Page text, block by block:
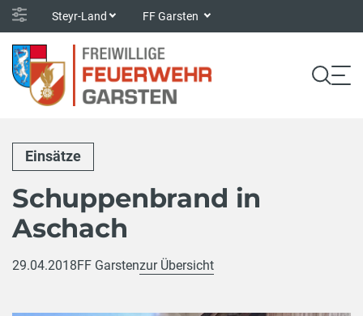
Steyr-Land FF Garsten
Einsätze
Schuppenbrand in
Aschach
29.04.2018FF Garstenzur Übersicht